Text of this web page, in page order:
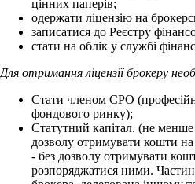
цінних паперів;
одержати ліцензію на
записатися до Реєстру
стати на облік у службі
Для отримання ліцензії брокеру
Стати членом СРО
фондового ринку);
Статутний капітал. (не
дозволу отримувати кошти на
- без дозволу отримувати
розпоряджатися ними.